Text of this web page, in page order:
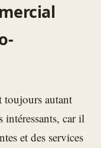
toujours autant
car il
et des services